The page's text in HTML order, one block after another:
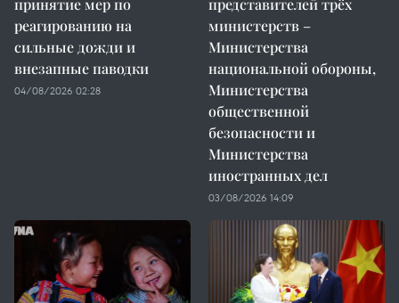
принятие мер по
реагированию на
сильные дожди и
внезапные паводки
04/08/2026 02:28
представителей трёх
министерств –
Министерства
национальной обороны,
Министерства
общественной
безопасности и
Министерства
иностранных дел
03/08/2026 14:09